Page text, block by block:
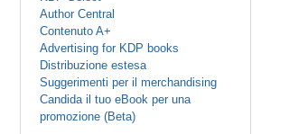
Author Central
Contenuto A+
Advertising for KDP books
Distribuzione estesa
Suggerimenti per il merchandising
Candida il tuo eBook per una
promozione (Beta)